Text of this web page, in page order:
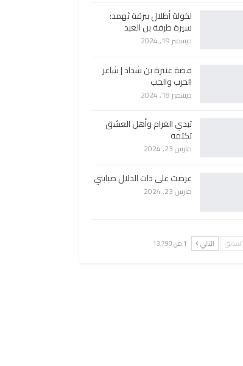
لخولة أطلال ببرقة ثهمد:
سيرة طرفة بن العبد
ديسمبر 19, 2024
قصة عنترة بن شداد | شاعر
الحرب والحب
ديسمبر 18, 2024
تبدي الغرام وأهل العشق
تكتمه
مارس 23, 2024
عرضت على ذات الدلال صبابتي
مارس 23, 2024
السابق التالي 1 من 13٬790